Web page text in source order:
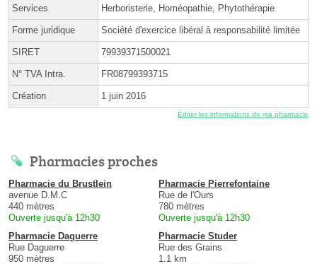
Services Herboristerie, Homéopathie, Phytothérapie
Forme juridique Société d'exercice libéral à responsabilité limitée
SIRET 79939371500021
N° TVA Intra. FR08799393715
Création 1 juin 2016
Éditer les informations de ma pharmacie
Pharmacies proches
Pharmacie du Brustlein
avenue D.M.C
440 mètres
Ouverte jusqu'à 12h30
Pharmacie Pierrefontaine
Rue de l'Ours
780 mètres
Ouverte jusqu'à 12h30
Pharmacie Daguerre
Rue Daguerre
950 mètres
Pharmacie Studer
Rue des Grains
1.1 km